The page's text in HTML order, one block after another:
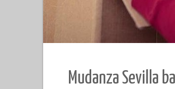
Mudanza Sevilla